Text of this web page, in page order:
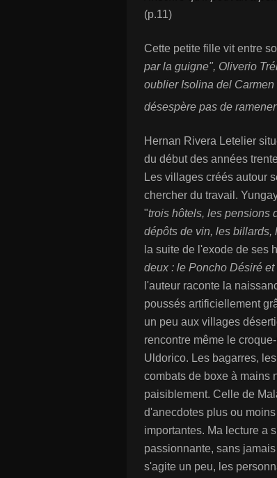
(p.11)
Cette petite fille vit entre
par la guigne", Oliverio
oublier Isolina del
désespère pas de
Hernan Rivera Letelier
du début des années
Les villages créés autour
chercher du travail.
"trois hôtels, les pensions
dépôts de vin, les billards,
la suite de l'exode de ses
deux : le Poncho Désiré
l'auteur raconte la
poussés artificiellement
un peu aux villages
rencontre même le
Uldorico. Les bagarres,
combats de boxe à mains
paisiblement. Celle de
d'anecdotes plus ou
importantes. Ma lecture a
passionnante, sans
s'agite un peu, les